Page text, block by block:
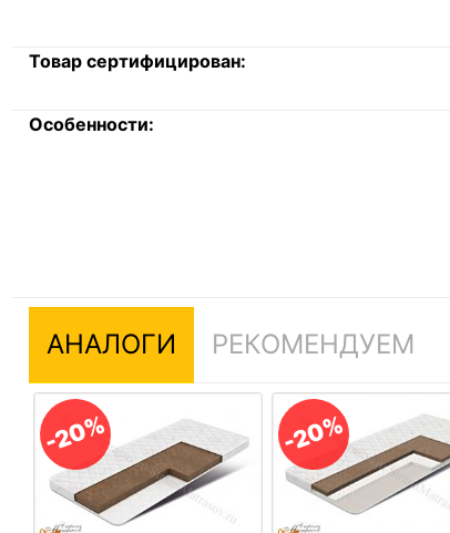
Товар сертифицирован:
Особенности:
АНАЛОГИ РЕКОМЕНДУЕМ
-20% -20%